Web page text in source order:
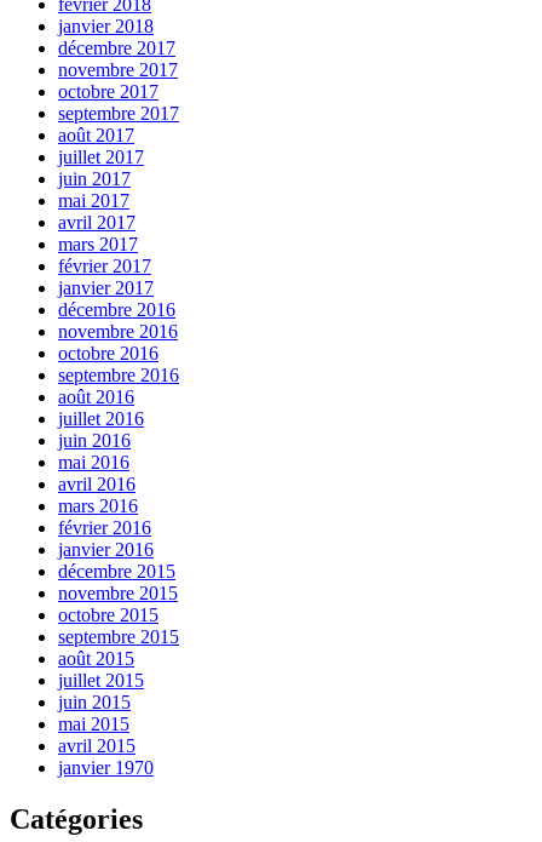
janvier 2018
décembre 2017
novembre 2017
octobre 2017
septembre 2017
août 2017
juillet 2017
juin 2017
mai 2017
avril 2017
mars 2017
février 2017
janvier 2017
décembre 2016
novembre 2016
octobre 2016
septembre 2016
août 2016
juillet 2016
juin 2016
mai 2016
avril 2016
mars 2016
février 2016
janvier 2016
décembre 2015
novembre 2015
octobre 2015
septembre 2015
août 2015
juillet 2015
juin 2015
mai 2015
avril 2015
janvier 1970
Catégories